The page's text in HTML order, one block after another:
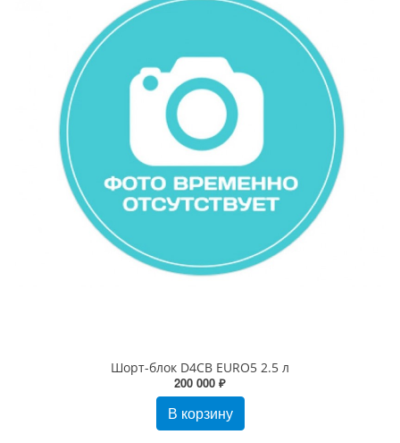
Шорт-блок D4CB EURO5 2.5 л
200 000 ₽
В корзину